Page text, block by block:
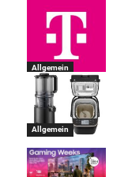
Allgemein
Allgemein